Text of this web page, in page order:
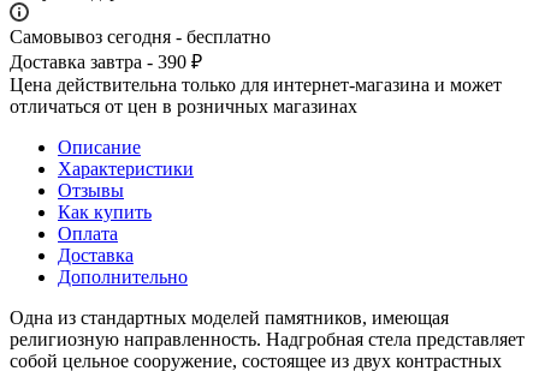
Самовывоз сегодня - бесплатно
Доставка завтра - 390 ₽
Цена действительна только для интернет-магазина и может
отличаться от цен в розничных магазинах
Описание
Характеристики
Отзывы
Как купить
Оплата
Доставка
Дополнительно
Одна из стандартных моделей памятников, имеющая
религиозную направленность. Надгробная стела представляет
собой цельное сооружение, состоящее из двух контрастных